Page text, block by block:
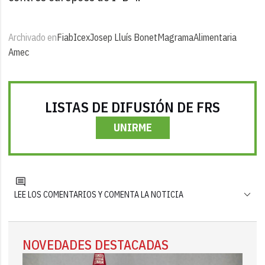
Archivado enFiabIcexJosep Lluís BonetMagramaAlimentaria
Amec
LISTAS DE DIFUSIÓN DE FRS
UNIRME
LEE LOS COMENTARIOS Y COMENTA LA NOTICIA
NOVEDADES DESTACADAS